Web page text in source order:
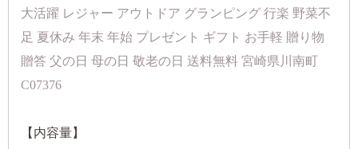
大活躍 レジャー アウトドア グランピング 行楽 野菜不
足 夏休み 年末 年始 プレゼント ギフト お手軽 贈り物
贈答 父の日 母の日 敬老の日 送料無料 宮崎県川南町
C07376
【内容量】